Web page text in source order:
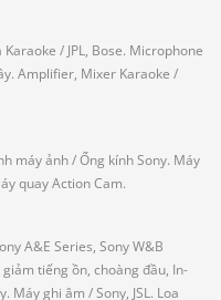
Karaoke / JPL, Bose. Microphone
Amplifier, Mixer Karaoke /
máy ảnh / Ống kính Sony. Máy
quay Action Cam.
A&E Series, Sony W&B
tiếng ồn, choàng đầu, In-
Máy ghi âm / Sony, JSL. Loa